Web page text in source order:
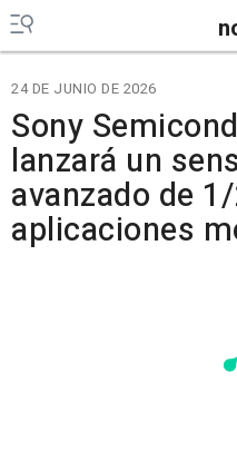
24 DE JUNIO DE 2026
Sony
lanzará un
avanzado de
aplicaciones